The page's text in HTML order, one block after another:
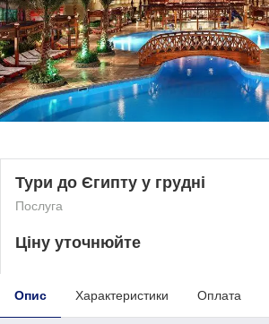
Тури до Єгипту у грудні
Послуга
Ціну уточнюйте
Опис Характеристики Оплата